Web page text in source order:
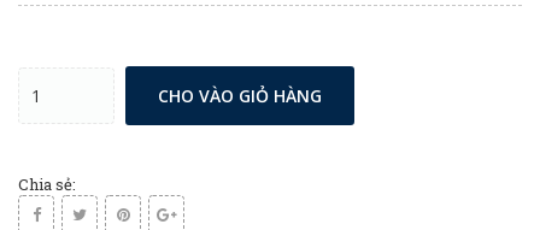
CHO VÀO GIỎ HÀNG
Chia sẻ: